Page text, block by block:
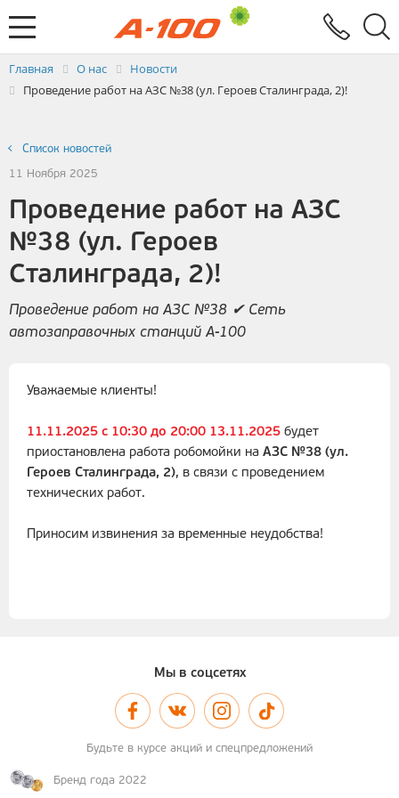
Услуги
Электронный документооборот
Заявка на выставление ЭСЧФ
Главная О нас
Новости
Проведение работ на АЗС №38 (ул. Героев Сталинграда, 2)!
Список новостей
11 Ноября 2025
Проведение работ на АЗС
№38 (ул. Героев
Сталинграда, 2)!
Проведение работ на АЗС №38 ✔ Сеть
автозаправочных станций А-100
Уважаемые клиенты!
11.11.2025 с 10:30 до 20:00 13.11.2025 будет
приостановлена работа робомойки на АЗС №38 (ул.
Героев Сталинграда, 2), в связи с проведением
технических работ.
Приносим извинения за временные неудобства!
Мы в соцсетях
Будьте в курсе акций и спецпредложений
Бренд года 2022